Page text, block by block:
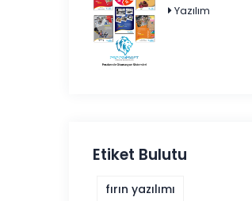
Yazılım
Etiket Bulutu
fırın yazılımı